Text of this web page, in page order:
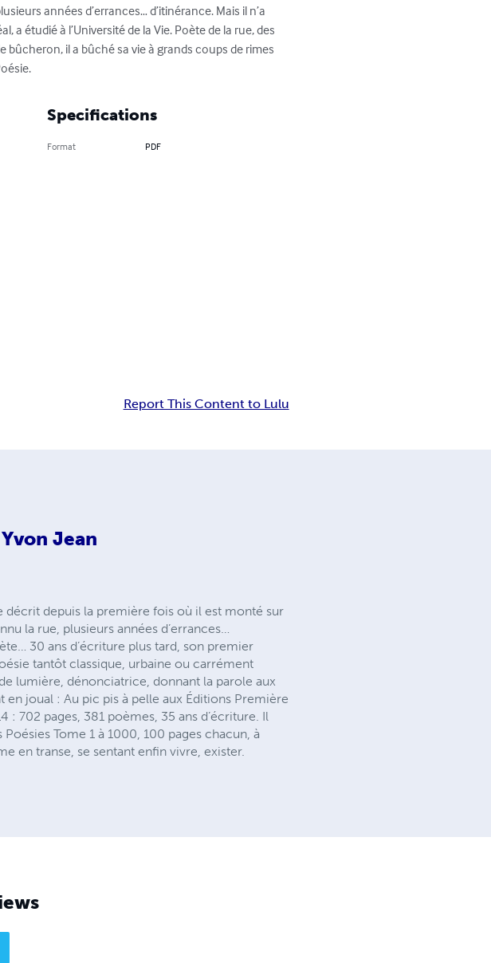
années d’errances… d’itinérance. Mais il n’a
a étudié à l’Université de la Vie. Poète de la rue, des
il a bûché sa vie à grands coups de rimes
Specifications
Format PDF
Report This Content to Lulu
Yvon Jean
décrit depuis la première fois où il est monté sur
la rue, plusieurs années d’errances…
30 ans d’écriture plus tard, son premier
tantôt classique, urbaine ou carrément
lumière, dénonciatrice, donnant la parole aux
joual : Au pic pis à pelle aux Éditions Première
702 pages, 381 poèmes, 35 ans d’écriture. Il
Tome 1 à 1000, 100 pages chacun, à
en transe, se sentant enfin vivre, exister.